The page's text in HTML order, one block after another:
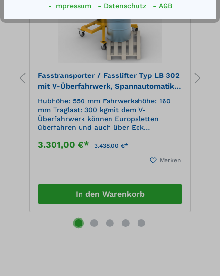
Fasstransporter / Fasslifter Typ LB 302
mit V-Überfahrwerk, Spannautomatik
am Fassmantel
Hubhöhe: 550 mm Fahrwerkshöhe: 160
mm Traglast: 300 kgmit dem V-
Überfahrwerk können Europaletten
überfahren und auch über Eck
vom Boden aus oder von Palette erfolgen
Bockrollen Werkstoff: Stahl, lackiert RAL
3.301,00 €* 3.438,00 €*
Merken
In den Warenkorb
- Impressum - Datenschutz - AGB